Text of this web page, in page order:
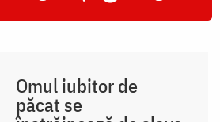
Omul iubitor de
păcat se